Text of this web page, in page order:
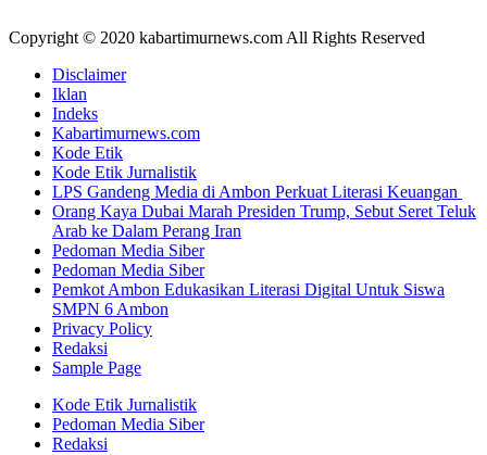
Copyright © 2020 kabartimurnews.com All Rights Reserved
Disclaimer
Iklan
Indeks
Kabartimurnews.com
Kode Etik
Kode Etik Jurnalistik
LPS Gandeng Media di Ambon Perkuat Literasi Keuangan
Orang Kaya Dubai Marah Presiden Trump, Sebut Seret Teluk
Arab ke Dalam Perang Iran
Pedoman Media Siber
Pedoman Media Siber
Pemkot Ambon Edukasikan Literasi Digital Untuk Siswa
SMPN 6 Ambon
Privacy Policy
Redaksi
Sample Page
Kode Etik Jurnalistik
Pedoman Media Siber
Redaksi